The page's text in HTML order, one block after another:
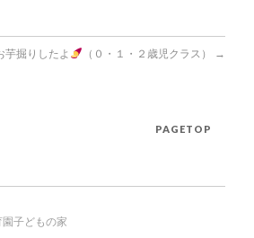
芋掘りしたよ （０・１・２歳児クラス） →
PAGETOP
子どもの家